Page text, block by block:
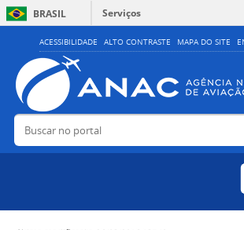
ACESSIBILIDADE ALTO CONTRASTE MAPA DO SITE
BRASIL
Serviços
Acesso à
Buscar no portal